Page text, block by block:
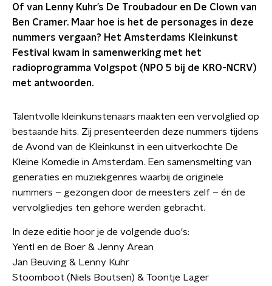
Of van Lenny Kuhr’s De Troubadour en De Clown van
Ben Cramer. Maar hoe is het de personages in deze
nummers vergaan? Het Amsterdams Kleinkunst
Festival kwam in samenwerking met het
radioprogramma Volgspot (NPO 5 bij de KRO-NCRV)
met antwoorden.
Talentvolle kleinkunstenaars maakten een vervolglied op
bestaande hits. Zij presenteerden deze nummers tijdens
de Avond van de Kleinkunst in een uitverkochte De
Kleine Komedie in Amsterdam. Een samensmelting van
generaties en muziekgenres waarbij de originele
nummers – gezongen door de meesters zelf – én de
vervolgliedjes ten gehore werden gebracht.
In deze editie hoor je de volgende duo's:
Yentl en de Boer & Jenny Arean
Jan Beuving & Lenny Kuhr
Stoomboot (Niels Boutsen) & Toontje Lager